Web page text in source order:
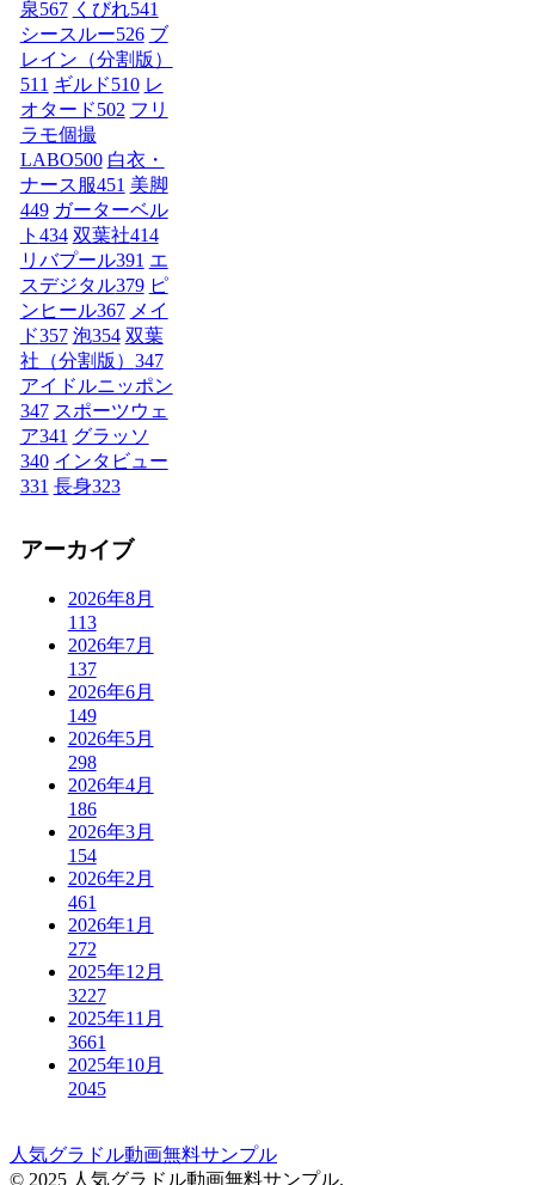
泉567 くびれ541
シースルー526 ブ
レイン（分割版）
511 ギルド510 レ
オタード502 フリ
ラモ個撮
LABO500 白衣・
ナース服451 美脚
449 ガーターベル
ト 434 双葉社414
リバプール391 エ
スデジタル379 ピ
ンヒール367 メイ
ド357 泡354 双葉
社（分割版） 347
アイドルニッポン
347 スポーツウェ
ア341 グラッソ
340 インタビュー
331 長身323
アーカイブ
2026年8月
113
2026年7月
137
2026年6月
149
2026年5月
298
2026年4月
186
2026年3月
154
2026年2月
461
2026年1月
272
2025年12月
3227
2025年11月
3661
2025年10月
2045
人気グラドル動画無料サンプル
© 2025 人気グラドル動画無料サンプル.